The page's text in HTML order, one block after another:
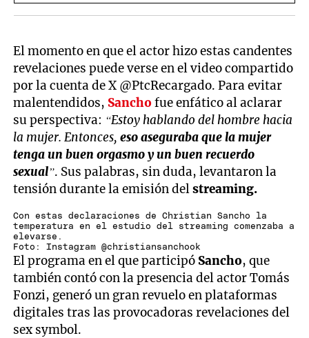
El momento en que el actor hizo estas candentes
revelaciones puede verse en el video compartido
por la cuenta de X @PtcRecargado. Para evitar
malentendidos, Sanchofue enfático al aclarar
su perspectiva: “Estoy hablando del hombre hacia
la mujer. Entonces,eso aseguraba que la mujer
tenga un buen orgasmo y un buen recuerdo
sexual”. Sus palabras, sin duda, levantaron la
tensión durante la emisión delstreaming.
Con estas declaraciones de Christian Sancho la
temperatura en el estudio del streaming comenzaba a
elevarse.
Foto: Instagram @christiansanchook
El programa en el que participó Sancho, que
también contó con la presencia del actor Tomás
Fonzi, generó un gran revuelo en plataformas
digitales tras las provocadoras revelaciones del
sex symbol.